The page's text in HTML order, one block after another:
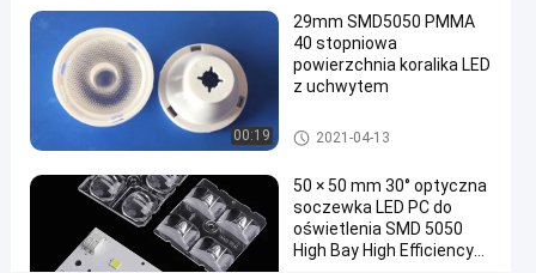
#
soczewka
optyczna
LED
lampa
00:19
29mm SMD5050 PMMA
40 stopniowa
powierzchnia koralika LED
z uchwytem
Soczewka optyczna LED
2021-04-13
50 × 50 mm 30° optyczna
soczewka LED PC do
oświetlenia SMD 5050
High Bay High Efficiency